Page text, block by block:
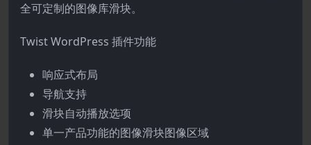
全可定制的图像库滑块。
Twist WordPress 插件功能
响应式布局
导航支持
滑块自动播放选项
单一产品功能的图像滑块图像区域